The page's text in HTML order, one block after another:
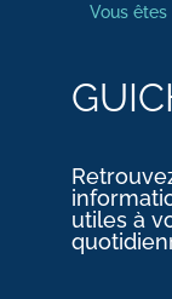
Vous êtes
utiles à